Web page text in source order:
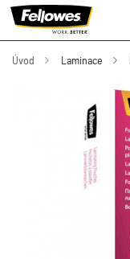
Úvod Laminace